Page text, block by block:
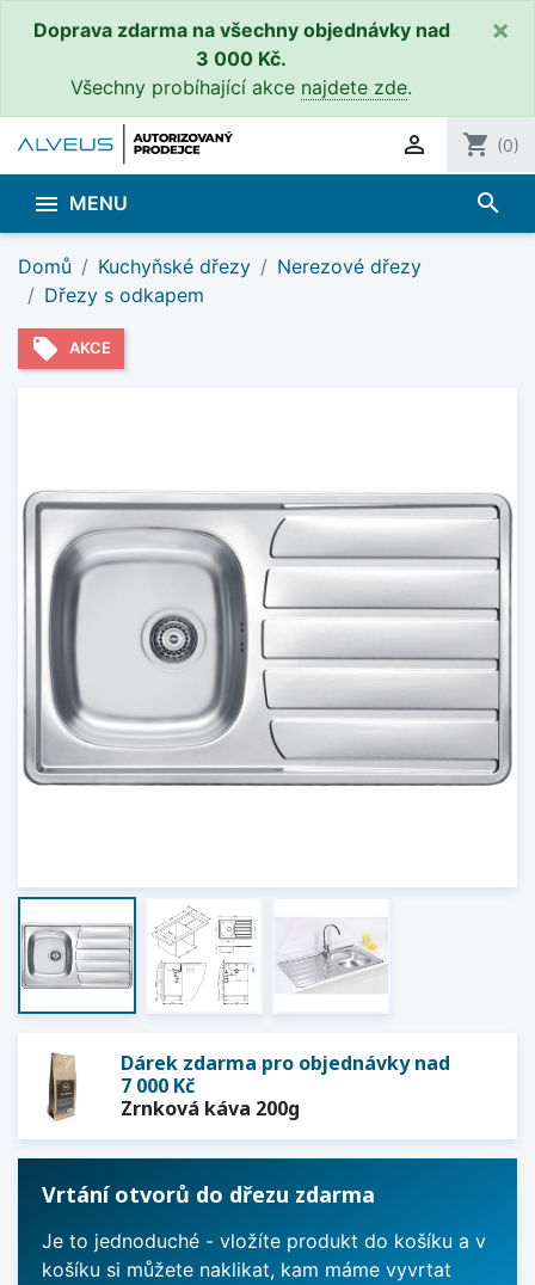
Doprava zdarma na všechny objednávky nad
3 000 Kč.
Všechny probíhající akce najdete zde.
×
 shopping_cart (0)
 MENU search
Domů Kuchyňské dřezy
Nerezové dřezy
Dřezy s odkapem
local_offer AKCE
Dárek zdarma pro objednávky nad
7 000 Kč
Zrnková káva 200g
Vrtání otvorů do dřezu zdarma
Je to jednoduché - vložíte produkt do košíku a v
košíku si můžete naklikat, kam máme vyvrtat